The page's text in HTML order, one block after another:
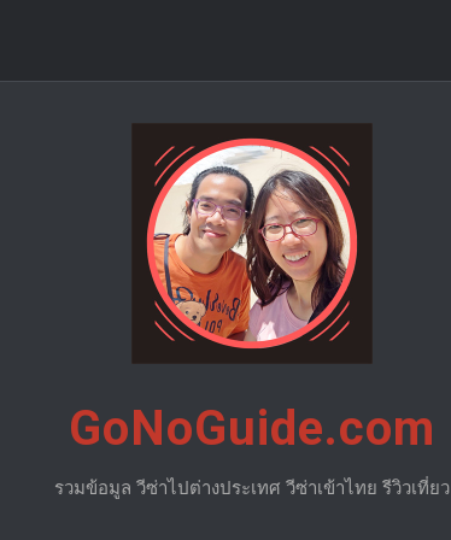
GoNoGuide.com
รวมข้อมูล วีซ่าไปต่างประเทศ วีซ่าเข้าไทย รีวิวเที่ยว